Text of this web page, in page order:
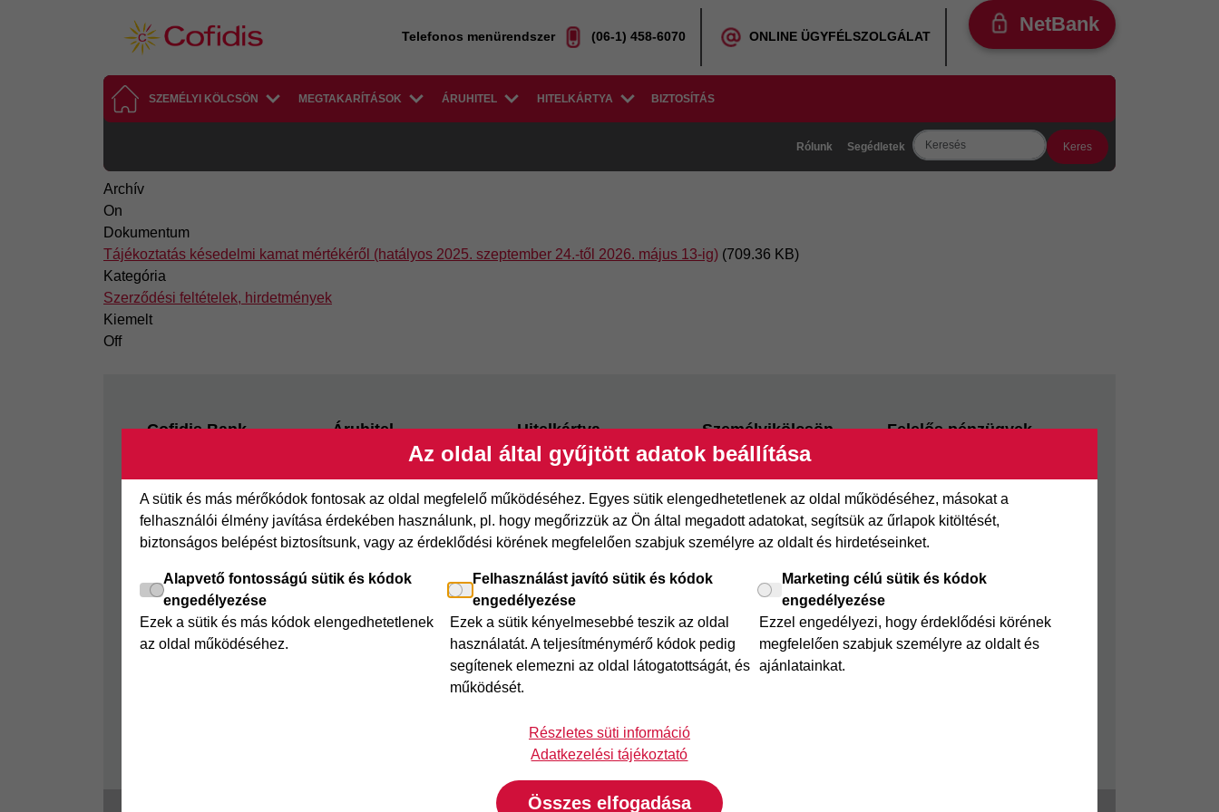
Telefonos menürendszer (06-1) 458-6070 ONLINE ÜGYFÉLSZOLGÁLAT
NetBank
SZEMÉLYI KÖLCSÖN MEGTAKARÍTÁSOK ÁRUHITEL HITELKÁRTYA BIZTOSÍTÁS
Rólunk Segédletek
Search
Archív
On
Dokumentum
Tájékoztatás késedelmi kamat mértékéről (hatályos 2025. szeptember 24.-től 2026. május 13-ig) (709.36 KB)
Kategória
Szerződési feltételek, hirdetmények
Kiemelt
Off
Az oldal által gyűjtött adatok beállítása
A sütik és más mérőkódok fontosak az oldal megfelelő működéséhez. Egyes sütik elengedhetetlenek az oldal működéséhez, másokat a
felhasználói élmény javítása érdekében használunk, pl. hogy megőrizzük az Ön által megadott adatokat, segítsük az űrlapok kitöltését,
biztonságos belépést biztosítsunk, vagy az érdeklődési körének megfelelően szabjuk személyre az oldalt és hirdetéseinket.
Alapvető fontosságú sütik és kódok
engedélyezése
Ezek a sütik és más kódok elengedhetetlenek
az oldal működéséhez.
Felhasználást javító sütik és kódok
engedélyezése
Ezek a sütik kényelmesebbé teszik az oldal
használatát. A teljesítménymérő kódok pedig
segítenek elemezni az oldal látogatottságát, és
működését.
Marketing célú sütik és kódok
engedélyezése
Ezzel engedélyezi, hogy érdeklődési körének
megfelelően szabjuk személyre az oldalt és
ajánlatainkat.
Részletes süti információ
Adatkezelési tájékoztató
Összes elfogadása
Footer
Cofidis Bank
Rólunk
Panaszkezelés
GYIK
Sajtószoba
Nyilvánosságra hozatal
Áruhitel
Az áruhitelről
Joker részletfizetés
Online Áruhitel
Hitelkártya
Cofidis Hitelkártya
Áruhitel Expressz
Mindig Kéznél kölcsön
Személyikölcsön
Cofidis személyi kölcsön
adósságrendező kölcsön
Mindig Kéznél kölcsön
Felelős pénzügyek
Cofidis Bank a Zöldebb
Környezetért
Cofidis Bank a Zöldebb
Biztonságos pénzügyek
Fizetési nehézség